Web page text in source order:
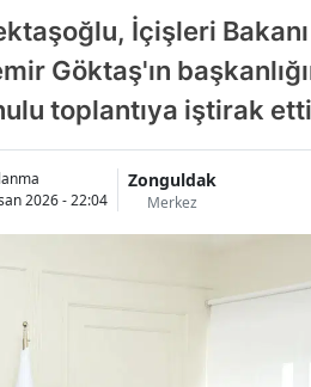
İçişleri
Göktaş'ın
toplantıya iştirak
2026 - 22:04
Zonguldak
Merkez